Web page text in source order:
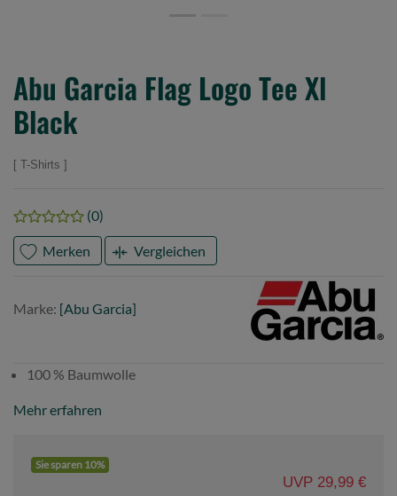
Abu Garcia Flag Logo Tee Xl
Black
T-Shirts
(0)
Merken Vergleichen
Marke: [Abu Garcia]
Marke
Abu
Garcia
100 % Baumwolle
Mehr erfahren
Sie sparen 10%
UVP 29,99 €